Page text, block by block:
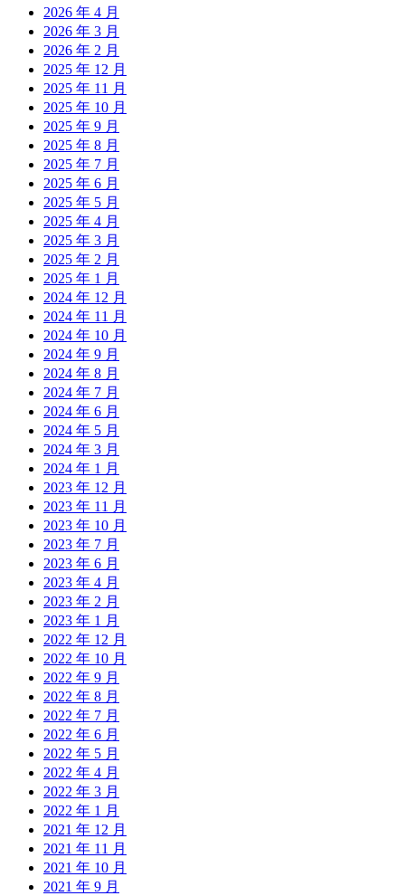
2026 年 4 月
2026 年 3 月
2026 年 2 月
2025 年 12 月
2025 年 11 月
2025 年 10 月
2025 年 9 月
2025 年 8 月
2025 年 7 月
2025 年 6 月
2025 年 5 月
2025 年 4 月
2025 年 3 月
2025 年 2 月
2025 年 1 月
2024 年 12 月
2024 年 11 月
2024 年 10 月
2024 年 9 月
2024 年 8 月
2024 年 7 月
2024 年 6 月
2024 年 5 月
2024 年 3 月
2024 年 1 月
2023 年 12 月
2023 年 11 月
2023 年 10 月
2023 年 7 月
2023 年 6 月
2023 年 4 月
2023 年 2 月
2023 年 1 月
2022 年 12 月
2022 年 10 月
2022 年 9 月
2022 年 8 月
2022 年 7 月
2022 年 6 月
2022 年 5 月
2022 年 4 月
2022 年 3 月
2022 年 1 月
2021 年 12 月
2021 年 11 月
2021 年 10 月
2021 年 9 月